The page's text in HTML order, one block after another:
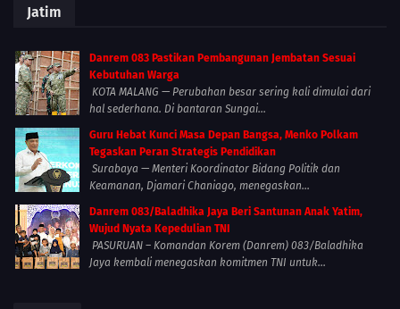
Jatim
Danrem 083 Pastikan Pembangunan Jembatan Sesuai
Kebutuhan Warga
KOTA MALANG — Perubahan besar sering kali dimulai dari
hal sederhana. Di bantaran Sungai...
Guru Hebat Kunci Masa Depan Bangsa, Menko Polkam
Tegaskan Peran Strategis Pendidikan
Surabaya — Menteri Koordinator Bidang Politik dan
Keamanan, Djamari Chaniago, menegaskan...
Danrem 083/Baladhika Jaya Beri Santunan Anak Yatim,
Wujud Nyata Kepedulian TNI
PASURUAN – Komandan Korem (Danrem) 083/Baladhika
Jaya kembali menegaskan komitmen TNI untuk...